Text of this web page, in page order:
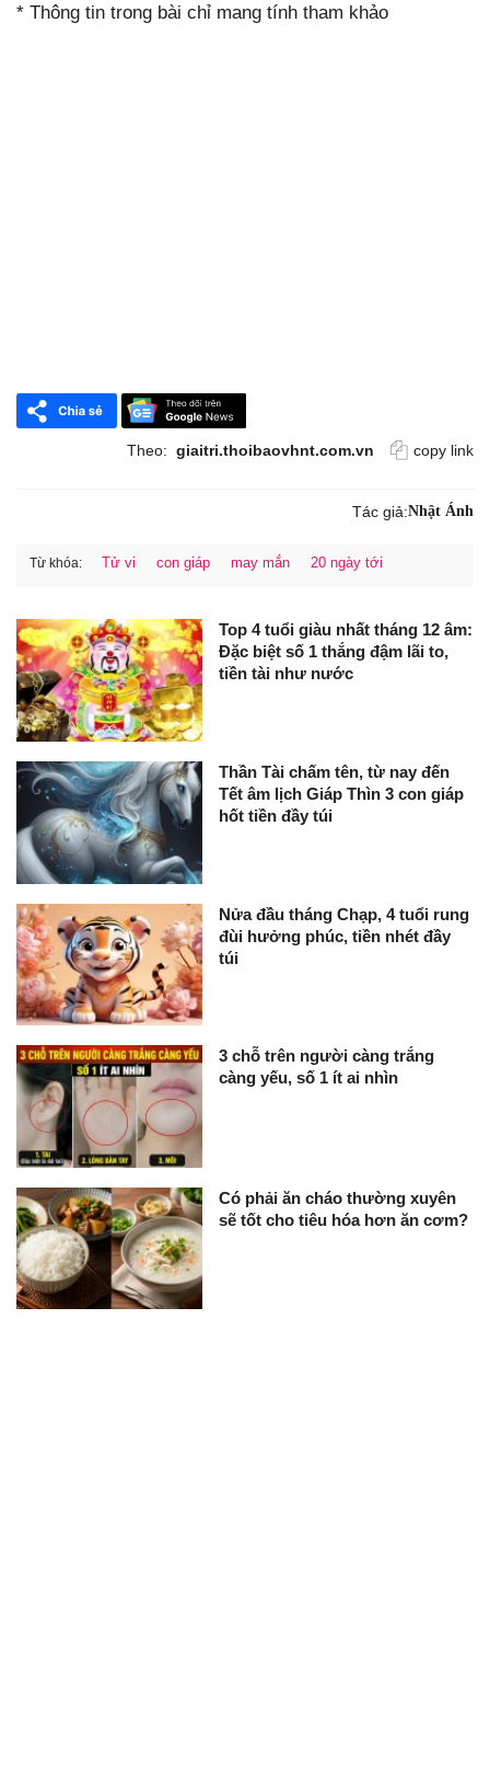
* Thông tin trong bài chỉ mang tính tham khảo
Theo: giaitri.thoibaovhnt.com.vn copy link
Tác giả:Nhật Ánh
Từ khóa: Tử vi con giáp may mắn 20 ngày tới
Top 4 tuổi giàu nhất tháng 12 âm:
Đặc biệt số 1 thắng đậm lãi to,
tiền tài như nước
Thần Tài chấm tên, từ nay đến
Tết âm lịch Giáp Thìn 3 con giáp
hốt tiền đầy túi
Nửa đầu tháng Chạp, 4 tuổi rung
đùi hưởng phúc, tiền nhét đầy
túi
3 chỗ trên người càng trắng
càng yếu, số 1 ít ai nhìn
Có phải ăn cháo thường xuyên
sẽ tốt cho tiêu hóa hơn ăn cơm?